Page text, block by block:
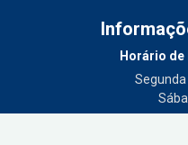
Horário de
Segunda